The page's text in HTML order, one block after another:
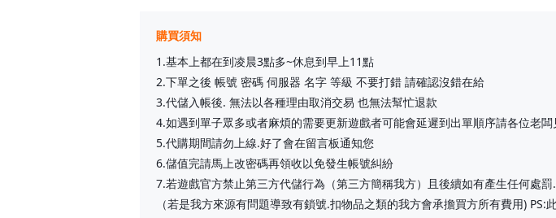
購買須知
1.基本上都在到凌晨3點多~休息到早上11點
2.下單之後 帳號 密碼 伺服器 名字 等級 不要打錯 請確認沒錯在給
3.代儲入帳後. 無法以各種理由取消交易 也無法幫忙退款
4.如遇到單子眾多或者麻煩的需要更新遊戲者可能會延遲到出單順序請各位老闆
5.代購期間請勿上線.好了會在留言板通知您
6.儲值完請馬上改密碼再領收以免發生帳號糾紛
7.若遊戲官方禁止第三方代儲行為（第三方簡稱我方）且後續如有產生任何處
（若是我方來源有問題導致有鎖號.扣物品之類的我方會承擔買方所有費用) PS: